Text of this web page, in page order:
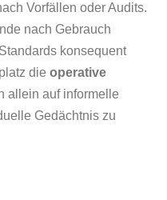
Vorfällen oder Audits.
nach Gebrauch
konsequent
dieoperative
allein auf informelle
Gedächtnis zu